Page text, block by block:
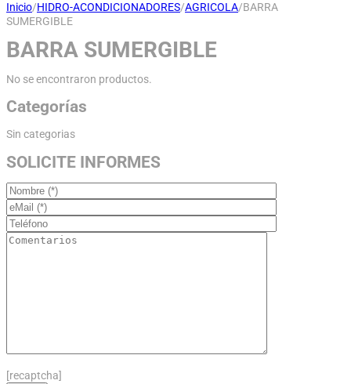
Inicio/HIDRO-ACONDICIONADORES/AGRICOLA/BARRA
SUMERGIBLE
BARRA SUMERGIBLE
No se encontraron productos.
Categorías
Sin categorias
SOLICITE INFORMES
[recaptcha]